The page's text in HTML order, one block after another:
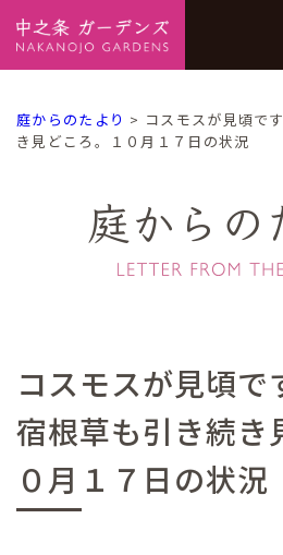
庭からのたより > コスモスが見頃で
き見どころ。１０月１７日の状況
庭からの
コスモスが見頃で
宿根草も引き続き
０月１７日の状況